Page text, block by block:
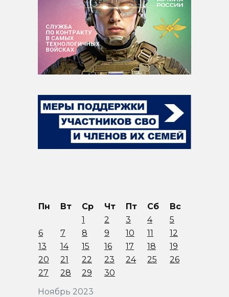
Ноябрь 2023
Пн Вт Ср Чт Пт Сб
Вс
1
2 3 4
5
6
7 8 9 10 11
12
13
14 15 16 17 18
19
20
21 22 23 24 25
26
27
28 29 30